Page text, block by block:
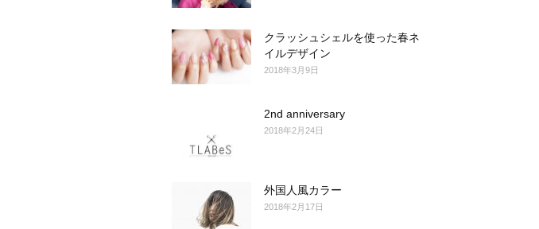
クラッシュシェルを使った春ネ
イルデザイン
2018年3月9日
2nd anniversary
2018年2月24日
外国人風カラー
2018年2月17日